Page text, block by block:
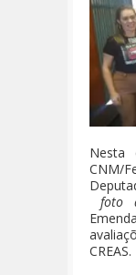
Nesta
CNM/
foto
CREAS.